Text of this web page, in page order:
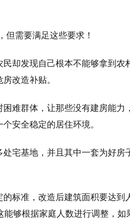
却发现自己根本不能够拿到农
改造补贴。
难群体，让那些没有建房能力
安全稳定的居住环境。
宅基地，并且其中一套为好房
标准，改造后建筑面积要达到
够根据家庭人数进行调整，如